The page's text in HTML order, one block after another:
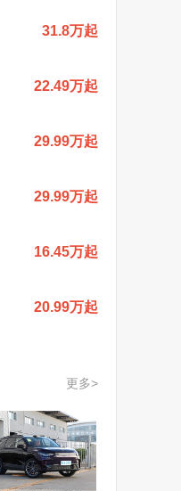
31.8万起
22.49万起
29.99万起
29.99万起
16.45万起
20.99万起
更多>